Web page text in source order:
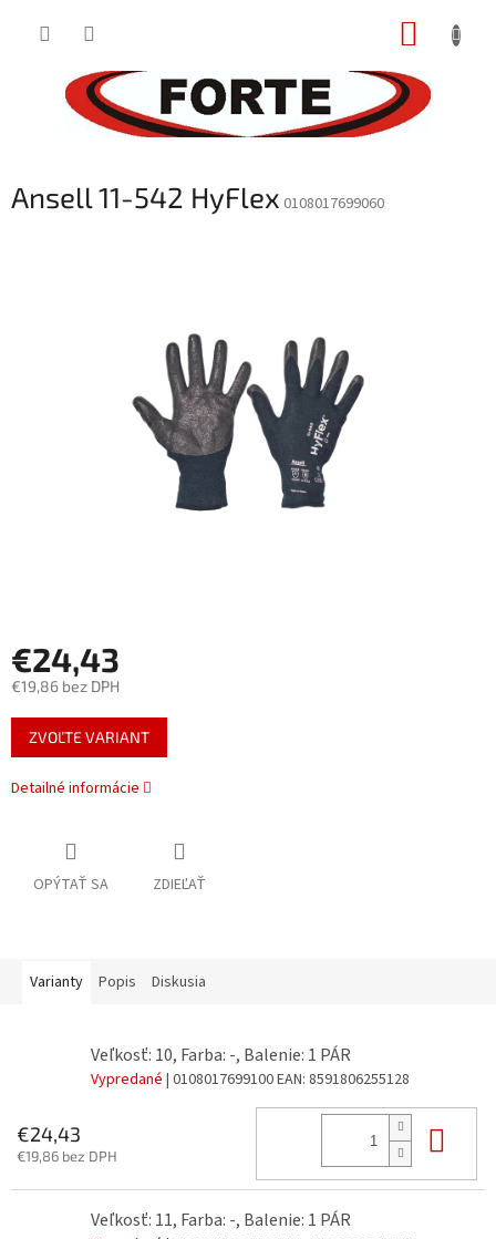
Ansell 11-542 HyFlex 0108017699060
€24,43
€19,86 bez DPH
Jednotková
cena:
ZVOĽTE VARIANT
Detailné informácie
OPÝTAŤ SA ZDIEĽAŤ
Varianty Popis Diskusia
Veľkosť: 10, Farba: -, Balenie: 1 PÁR
Vypredané | 0108017699100EAN: 8591806255128
€24,43
€19,86 bez DPH
Veľkosť: 11, Farba: -, Balenie: 1 PÁR